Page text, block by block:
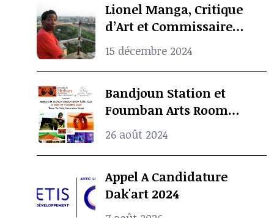
Lionel Manga, Critique
d’Art et Commissaire
d’Exposition
Camerounais est mort à
l’âge de 69 ans
15 décembre 2024
Bandjoun Station et
Foumban Arts Room
Présentent le Badjoun
Station Design Showcase
2024
26 août 2024
Appel A Candidature
Dak'art 2024